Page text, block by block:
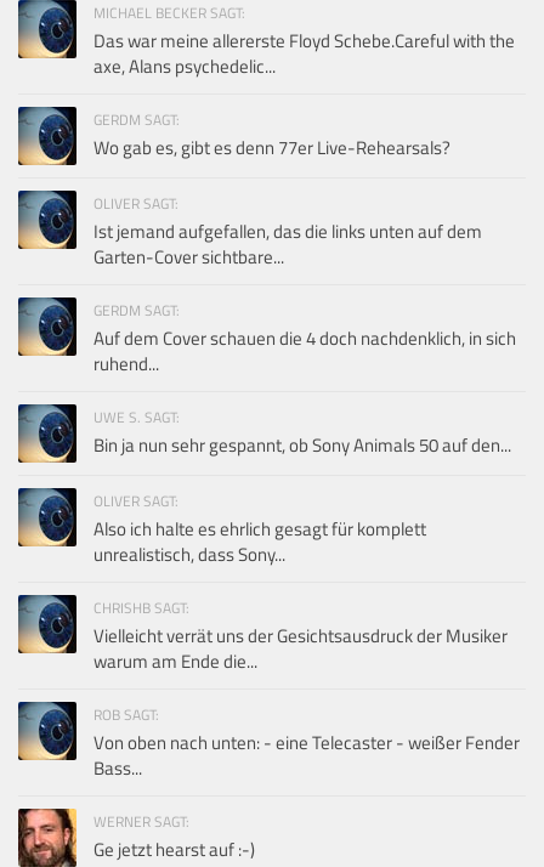
MICHAEL BECKER SAGT:
Das war meine allererste Floyd Schebe.Careful with the
axe, Alans psychedelic...
GERDM SAGT:
Wo gab es, gibt es denn 77er Live-Rehearsals?
OLIVER SAGT:
Ist jemand aufgefallen, das die links unten auf dem
Garten-Cover sichtbare...
GERDM SAGT:
Auf dem Cover schauen die 4 doch nachdenklich, in sich
ruhend...
UWE S. SAGT:
Bin ja nun sehr gespannt, ob Sony Animals 50 auf den...
OLIVER SAGT:
Also ich halte es ehrlich gesagt für komplett
unrealistisch, dass Sony...
CHRISHB SAGT:
Vielleicht verrät uns der Gesichtsausdruck der Musiker
warum am Ende die...
ROB SAGT:
Von oben nach unten: - eine Telecaster - weißer Fender
Bass...
WERNER SAGT:
Ge jetzt hearst auf :-)